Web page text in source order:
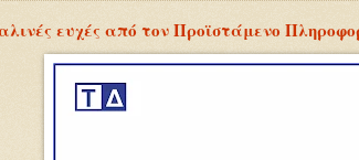
ευχές από τον Προϊστάμενο